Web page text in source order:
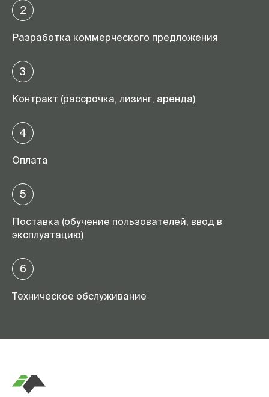
2
Разработка коммерческого предложения
3
Контракт (рассрочка, лизинг, аренда)
4
Оплата
5
Поставка (обучение пользователей, ввод в
эксплуатацию)
6
Техническое обслуживание